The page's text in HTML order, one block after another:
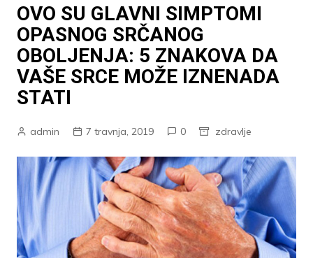
OVO SU GLAVNI SIMPTOMI
OPASNOG SRČANOG
OBOLJENJA: 5 ZNAKOVA DA
VAŠE SRCE MOŽE IZNENADA
STATI
admin 7 travnja, 2019 0 zdravlje